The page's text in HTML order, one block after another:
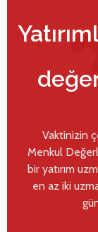
Vaktinizin
Menkul
bir yatırım
en az iki